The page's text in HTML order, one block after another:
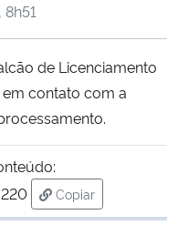
Comunicações
de Licenciamento
em contato com a
Copiar
para área de